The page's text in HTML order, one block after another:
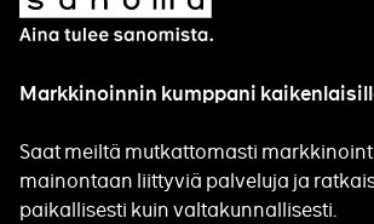
Sanoma
Markkinoinnin kumppani
Saat meiltä mutkattomasti
mainontaan liittyviä palveluja ja
paikallisesti kuin valtakunnallisesti.